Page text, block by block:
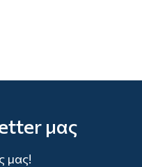
μας
μας!